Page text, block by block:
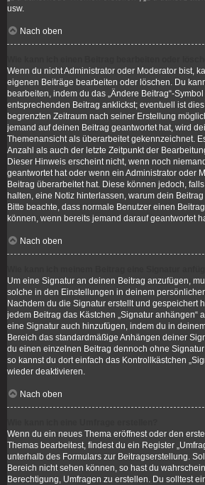
usw.
Nach oben
Wenn du nicht Administrator oder Moderator bist,
eigenen Beiträge bearbeiten oder löschen. Du
bearbeiten, indem du das „Ändere Beitrag“-
entsprechenden Beitrag anklickst; eventuell ist
begrenzten Zeitraum nach seiner Erstellung
jemand auf deinen Beitrag geantwortet hat, wird
Themenansicht als überarbeitet gekennzeichnet.
Anzahl als auch der letzte Zeitpunkt der
Dieser Hinweis erscheint nicht, wenn noch
geantwortet hat oder wenn ein Administrator oder
Beitrag überarbeitet hat. Diese können jedoch,
halten, eine Notiz hinterlassen, warum dein
Bitte beachte, dass normale Benutzer einen
können, wenn bereits jemand darauf geantwortet
Nach oben
Um eine Signatur an deinen Beitrag anzufügen,
solche in den Einstellungen in deinem
Nachdem du die Signatur erstellt und gespeichert
jedem Beitrag das Kästchen „Signatur anhängen“
eine Signatur auch hinzufügen, indem du in
Bereich das standardmäßige Anhängen deiner
du einen einzelnen Beitrag dennoch ohne
so kannst du dort einfach das Kontrollkästchen
wieder deaktivieren.
Nach oben
Wenn du ein neues Thema eröffnest oder den
Themas bearbeitest, findest du ein Register
unterhalb des Formulars zur Beitragserstellung.
Bereich nicht sehen können, so hast du
Berechtigung, Umfragen zu erstellen. Du solltest